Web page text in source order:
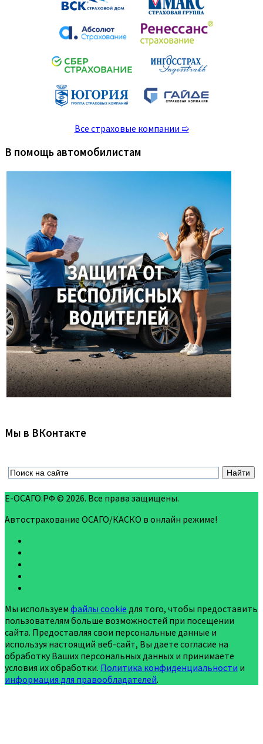
Все страховые компании ➯
В помощь автомобилистам
Мы в ВКонтакте
Е-ОСАГО.РФ © 2026. Все права защищены.
Автострахование ОСАГО/КАСКО в онлайн режиме!
Мы используем файлы cookie для того, чтобы предоставить
пользователям больше возможностей при посещении
сайта. Предоставляя свои персональные данные и
используя настоящий веб-сайт, Вы даете согласие на
обработку Ваших персональных данных и принимаете
условия их обработки. Политика конфиденциальности и
информация для правообладателей.